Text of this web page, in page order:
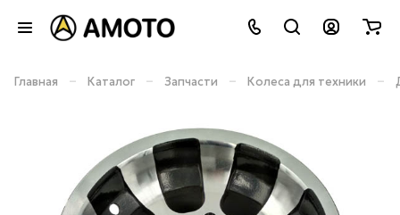
Главная – Каталог – Запчасти – Колеса для техники –